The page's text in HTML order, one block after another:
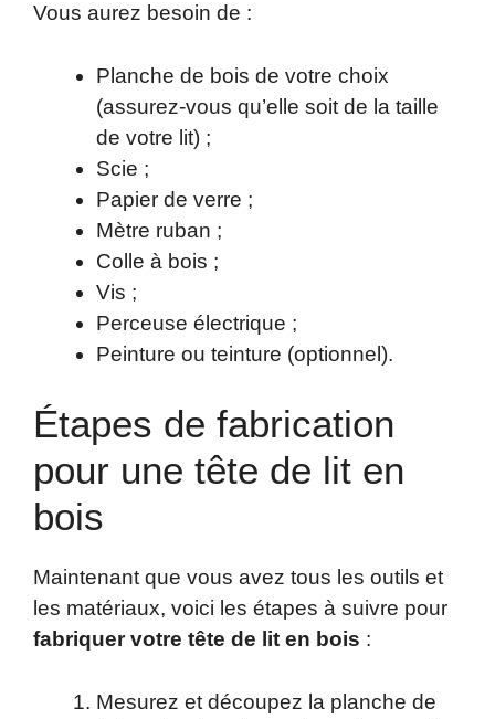
Vous aurez besoin de :
Planche de bois de votre choix
(assurez-vous qu’elle soit de la taille
de votre lit) ;
Scie ;
Papier de verre ;
Mètre ruban ;
Colle à bois ;
Vis ;
Perceuse électrique ;
Peinture ou teinture (optionnel).
Étapes de fabrication
pour une tête de lit en
bois
Maintenant que vous avez tous les outils et
les matériaux, voici les étapes à suivre pour
fabriquer votre tête de lit en bois :
Mesurez et découpez la planche de